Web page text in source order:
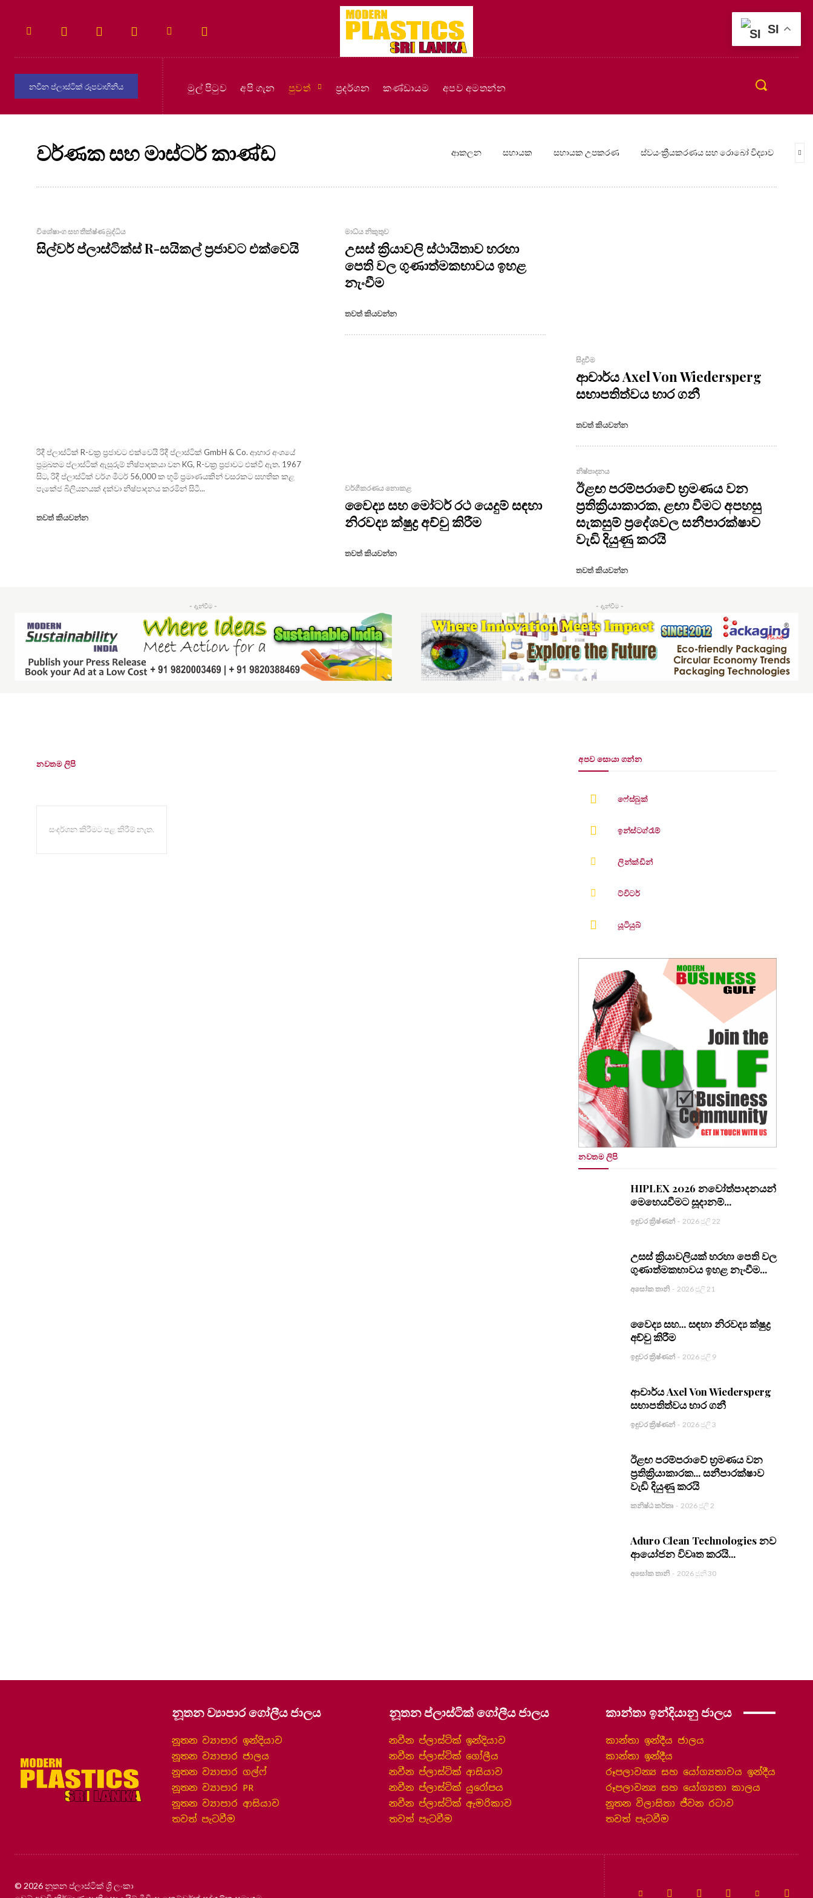
නවීන ප්ලාස්ටික් රූපවාහිනිය මුල් පිටුව අපි ගැන පුවත් ප්‍රදර්ශන කණ්ඩායම අපව අමතන්න
වර්ණක සහ මාස්ටර් කාණ්ඩ ආකලන සහායක සහායක උපකරණ ස්වයංක්‍රීයකරණය සහ රොබෝ විද්‍යාව
විශේෂාංග සහ තීක්ෂ්ණ බුද්ධිය
සිල්වර් ප්ලාස්ටික්ස් R-සයිකල් ප්‍රජාවට එක්වෙයි
රිදී ප්ලාස්ටික් R-චක්‍ර ප්‍රජාවට එක්වෙයි රිදී ප්ලාස්ටික් GmbH & Co. ආහාර අංශයේ
ප්‍රමුඛතම ප්ලාස්ටික් ඇසුරුම් නිෂ්පාදකයා වන KG, R-චක්‍ර ප්‍රජාවට එක්වී ඇත. 1967
සිට, රිදී ප්ලාස්ටික් වර්ග මීටර් 56,000 ක භූමි ප්‍රමාණයකින් වසරකට සහතික කළ
පැකේජ බිලියනයක් දක්වා නිෂ්පාදනය කරමින් සිටී...
තවත් කියවන්න
මාධ්ය නිකුතුව
උසස් ක්‍රියාවලි ස්ථායිතාව හරහා
පෙති වල ගුණාත්මකභාවය ඉහළ
නැංවීම
තවත් කියවන්න
වර්ගීකරණය නොකළ
වෛද්‍ය සහ මෝටර් රථ යෙදුම් සඳහා
නිරවද්‍ය ක්ෂුද්‍ර අච්චු කිරීම
තවත් කියවන්න
සිදුවීම
ආචාර්ය Axel Von Wiedersperg
සභාපතිත්වය භාර ගනී
තවත් කියවන්න
නිෂ්පාදනය
ඊළඟ පරම්පරාවේ භ්‍රමණය වන
ප්‍රතික්‍රියාකාරක, ළඟා වීමට අපහසු
සැකසුම් ප්‍රදේශවල සනීපාරක්ෂාව
වැඩි දියුණු කරයි
තවත් කියවන්න
- දැන්වීම - - දැන්වීම -
නවතම ලිපි
සංදර්ශන කිරීමට පළ කිරීම් නැත.
අපව සොයා ගන්න
ෆේස්බුක්
ඉන්ස්ටග්රෑම්
ලින්ක්ඩින්
ට්විටර්
යූටියුබ්
නවතම ලිපි
HIPLEX 2026 නවෝත්පාදනයන්
මෙහෙයවීමට සූදානම්...
ඉඳුවර ක්‍රිෂ්ණන් - 2026 ජූලි 22
උසස් ක්‍රියාවලියක් හරහා පෙති වල
ගුණාත්මකභාවය ඉහළ නැංවීම...
අසෝක තානි - 2026 ජූලි 21
වෛද්‍ය සහ... සඳහා නිරවද්‍ය ක්ෂුද්‍ර
අච්චු කිරීම
ඉඳුවර ක්‍රිෂ්ණන් - 2026 ජූලි 9
ආචාර්ය Axel Von Wiedersperg
සභාපතිත්වය භාර ගනී
ඉඳුවර ක්‍රිෂ්ණන් - 2026 ජූලි 3
ඊළඟ පරම්පරාවේ භ්‍රමණය වන
ප්‍රතික්‍රියාකාරක... සනීපාරක්ෂාව
වැඩි දියුණු කරයි
කනිෂ්ඨ කර්තෘ - 2026 ජූලි 2
Aduro Clean Technologies නව
ආයෝජන විවෘත කරයි...
අසෝක තානි - 2026 ජූනි 30
නූතන ව්‍යාපාර ගෝලීය ජාලය
නූතන ව්‍යාපාර ඉන්දියාව
නූතන ව්‍යාපාර ජාලය
නූතන ව්‍යාපාර ගල්ෆ්
නූතන ව්‍යාපාර PR
නූතන ව්‍යාපාර ආසියාව
තවත් පැටවීම
නූතන ප්ලාස්ටික් ගෝලීය ජාලය
නවීන ප්ලාස්ටික් ඉන්දියාව
නවීන ප්ලාස්ටික් ගෝලීය
නවීන ප්ලාස්ටික් ආසියාව
නවීන ප්ලාස්ටික් යුරෝපය
නවීන ප්ලාස්ටික් ඇමරිකාව
තවත් පැටවීම
කාන්තා ඉන්දියානු ජාලය
කාන්තා ඉන්දීය ජාලය
කාන්තා ඉන්දීය
රූපලාවන්‍ය සහ යෝග්‍යතාවය ඉන්දීය
රූපලාවන්‍ය සහ යෝග්‍යතා කාලය
නූතන විලාසිතා ජීවන රටාව
තවත් පැටවීම
© 2026 නූතන ප්ලාස්ටික් ශ්‍රී ලංකා
SI